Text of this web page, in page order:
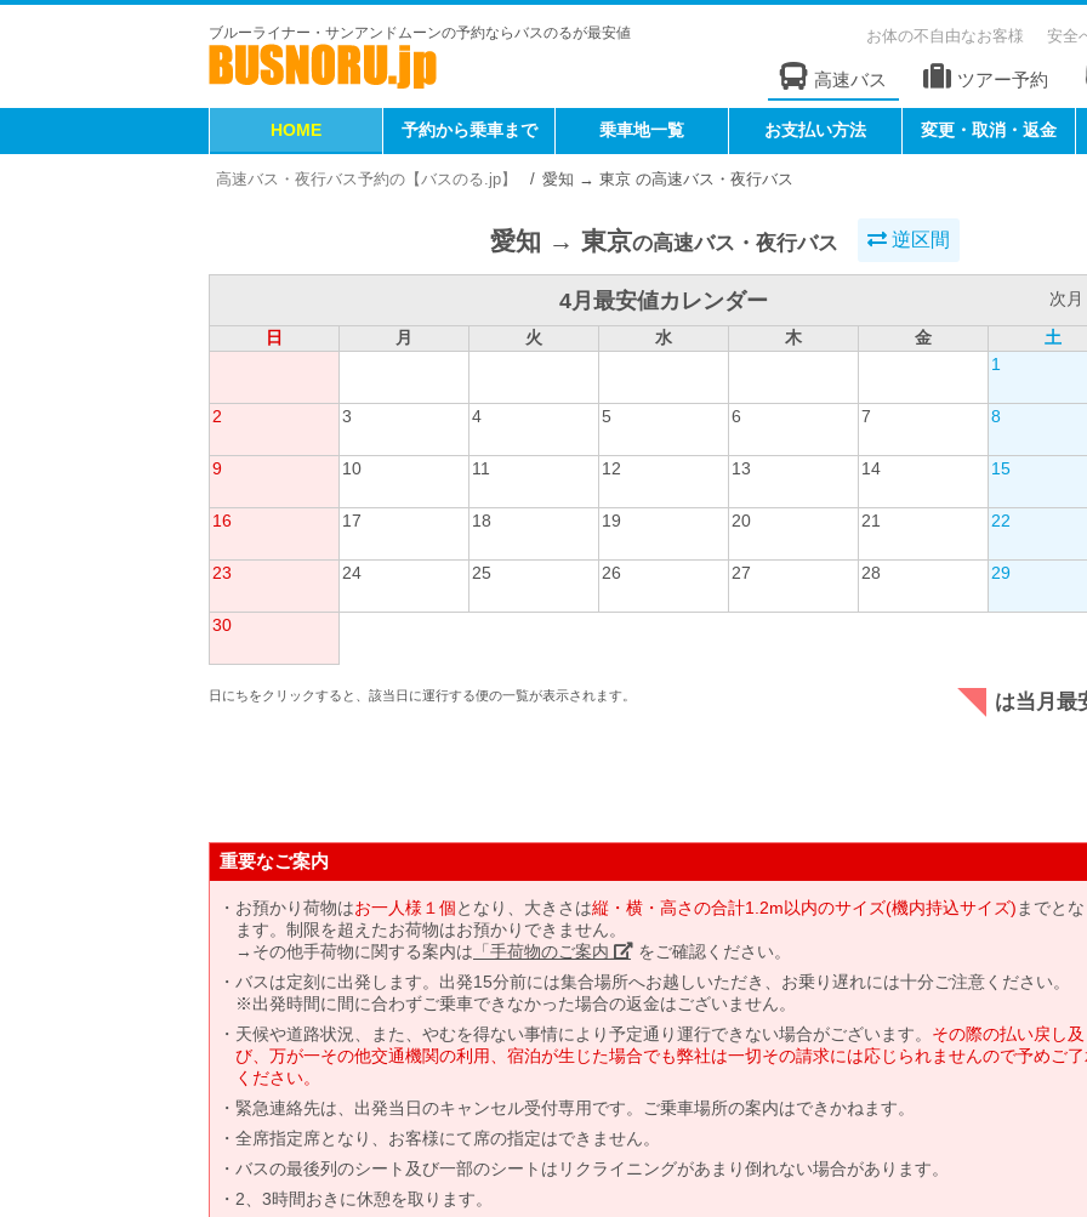
ブルーライナー・サンアンドムーンの予約ならバスのるが最安値 お体の不自由なお客様 安全
高速バス ツアー予約
HOME 予約から乗車まで 乗車地一覧 お支払い方法 変更・取消・返金
高速バス・夜行バス予約の【バスのる.jp】 愛知 → 東京 の高速バス・夜行バス
愛知 → 東京の高速バス・夜行バス 逆区間
4月最安値カレンダー
次月
日
月 火 水 木 金
土
1
2 3 4 5 6 7 8
9 10 11 12 13 14 15
16 17 18 19 20 21 22
23 24 25 26 27 28 29
30
日にちをクリックすると、該当日に運行する便の一覧が表示されます。 は当月最
重要なご案内
お預かり荷物はお一人様１個となり、大きさは縦・横・高さの合計1.2m以内のサイズ(機内持込サイズ) までと
ます。制限を超えたお荷物はお預かりできません。
→その他手荷物に関する案内は 「手荷物のご案内」 をご確認ください。
バスは定刻に出発します。出発15分前には集合場所へお越しいただき、お乗り遅れには十分ご注意ください。
※出発時間に間に合わずご乗車できなかった場合の返金はございません。
天候や道路状況、また、やむを得ない事情により予定通り運行できない場合がございます。 その際の払い戻し及
び、万が一その他交通機関の利用、宿泊が生じた場合でも弊社は一切その請求には応じられませんので予めご
ください。
緊急連絡先は、出発当日のキャンセル受付専用です。ご乗車場所の案内はできかねます。
全席指定席となり、お客様にて席の指定はできません。
バスの最後列のシート及び一部のシートはリクライニングがあまり倒れない場合があります。
2、3時間おきに休憩を取ります。